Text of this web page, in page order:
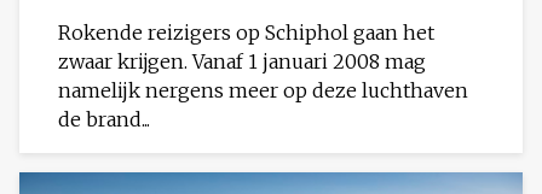
Rokende reizigers op Schiphol gaan het
zwaar krijgen. Vanaf 1 januari 2008 mag
namelijk nergens meer op deze luchthaven
de brand...